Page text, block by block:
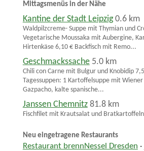
Mittagsmenüs in der Nähe
Kantine der Stadt Leipzig 0.6 km
Waldpilzcreme- Suppe mit Thymian und
Vegetarische Moussaka mit Aubergine,
Hirtenkäse 6,10 € Backfisch mit Remo...
Geschmackssache 5.0 km
Chili con Carne mit Bulgur und Knobidip
Tagessuppen: 1 Kartoffelsuppe mit
Gazpacho, kalte spanische...
Janssen Chemnitz 81.8 km
Fischfilet mit Krautsalat und Bratkartoffeln
Neu eingetragene Restaurants
Restaurant brennNessel Dresden ·